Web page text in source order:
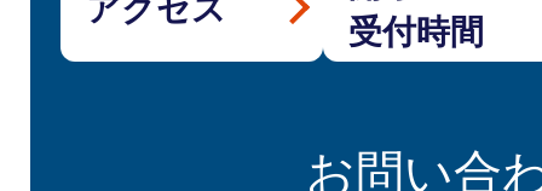
アクセス
受付時間
お問い合